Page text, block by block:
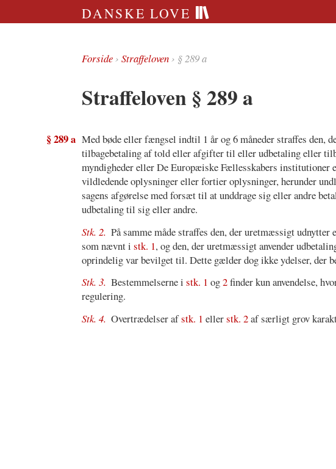
DANSKE LOVE
Forside›Straffeloven› § 289 a
Straffeloven § 289 a
§ 289 a Med bøde eller fængsel indtil 1 år og 6 måneder straffes den,
tilbagebetaling af told eller afgifter til eller udbetaling eller
myndigheder eller De Europæiske Fællesskabers
vildledende oplysninger eller fortier oplysninger, herunder
sagens afgørelse med forsæt til at unddrage sig eller andre
udbetaling til sig eller andre.
Stk. 2. På samme måde straffes den, der uretmæssigt
som nævnt istk. 1, og den, der uretmæssigt anvender
oprindelig var bevilget til. Dette gælder dog ikke ydelser, der
Stk. 3. Bestemmelserne i stk. 1 og2finder kun anvendelse,
regulering.
Stk. 4. Overtrædelser afstk. 1 ellerstk. 2af særligt grov